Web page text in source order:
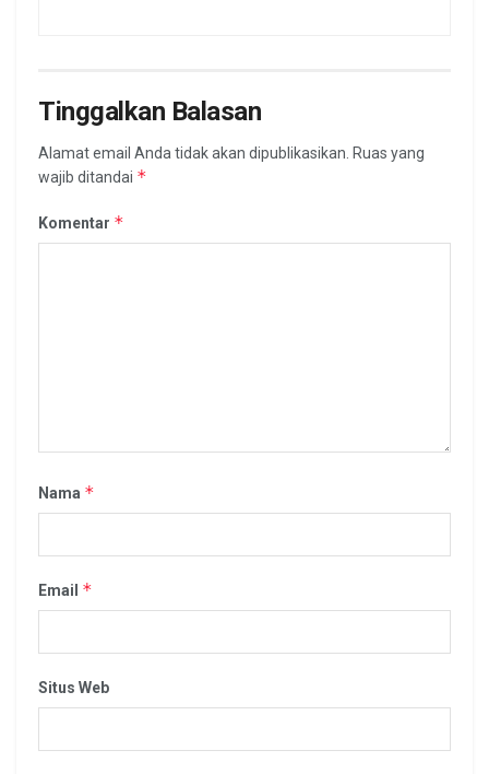
Tinggalkan Balasan
Alamat email Anda tidak akan dipublikasikan. Ruas yang
wajib ditandai *
Komentar *
Nama *
Email *
Situs Web